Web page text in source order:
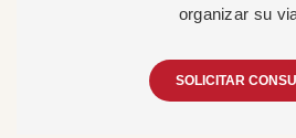
organizar su
SOLICITAR